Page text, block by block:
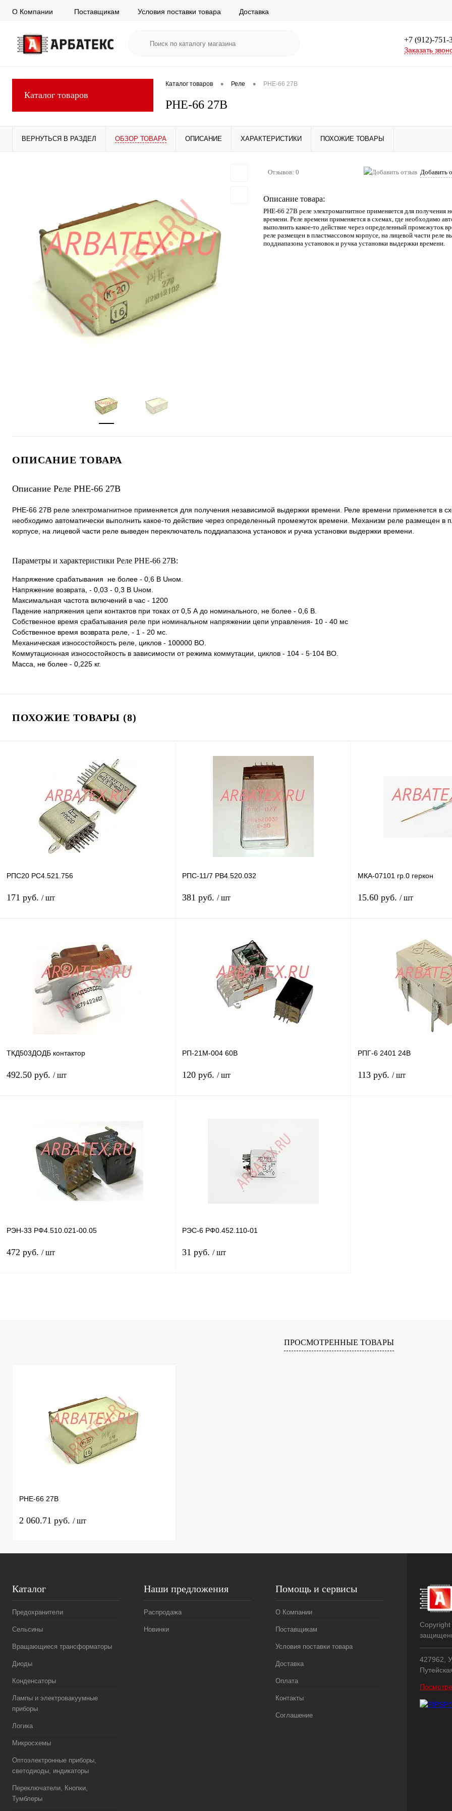
О Компании Поставщикам Условия поставки товара Доставка
+7 (912)-751-
Заказать
Каталог товаров
Каталог товаров • Реле • РНЕ-66 27В
РНЕ-66 27В
ВЕРНУТЬСЯ В РАЗДЕЛ ОБЗОР ТОВАРА ОПИСАНИЕ ХАРАКТЕРИСТИКИ ПОХОЖИЕ ТОВАРЫ
Отзывов: 0 Добавить
Описание товара:
РНЕ-66 27В реле электромагнитное применяется для получения
времени. Реле времени применяется в схемах, где необходимо
выполнить какое-то действие через определенный промежуток
реле размещен в пластмассовом корпусе, на лицевой части реле
поддиапазона установок и ручка установки выдержки времени.
ОПИСАНИЕ ТОВАРА
Описание Реле РНЕ-66 27В
РНЕ-66 27В реле электромагнитное применяется для получения независимой выдержки времени. Реле времени применяется в
необходимо автоматически выполнить какое-то действие через определенный промежуток времени. Механизм реле размещен в
корпусе, на лицевой части реле выведен переключатель поддиапазона установок и ручка установки выдержки времени.
Параметры и характеристики Реле РНЕ-66 27В:
Напряжение срабатывания не более - 0,6 В Uном.
Напряжение возврата, - 0,03 - 0,3 В Uном.
Максимальная частота включений в час - 1200
Падение напряжения цепи контактов при токах от 0,5 А до номинального, не более - 0,6 В.
Собственное время срабатывания реле при номинальном напряжении цепи управления- 10 - 40 мс
Собственное время возврата реле, - 1 - 20 мс.
Механическая износостойкость реле, циклов - 100000 ВО.
Коммутационная износостойкость в зависимости от режима коммутации, циклов - 104 - 5·104 ВО.
Масса, не более - 0,225 кг.
ПОХОЖИЕ ТОВАРЫ (8)
РПС20 РС4.521.756
171 руб. / шт
Купить в 1 клик Сравнение
В избранное
наличии
РПС-11/7 РВ4.520.032
381 руб. / шт
Купить в 1 клик Сравнение
В избранное
наличии
МКА-07101 гр.0 геркон
15.60 руб. / шт
Купить в 1 клик
В избранное
ТКД503ДОДБ контактор
492.50 руб. / шт
Купить в 1 клик Сравнение
В избранное
наличии
РП-21М-004 60В
120 руб. / шт
Сравнение
наличии
РПГ-6 2401 24В
113 руб. / шт
РЭН-33 РФ4.510.021-00.05
472 руб. / шт
Купить в 1 клик Сравнение
РЭС-6 РФ0.452.110-01
31 руб. / шт
Купить в 1 клик Сравнение
ПРОСМОТРЕННЫЕ ТОВАРЫ
РНЕ-66 27В
2 060.71 руб. / шт
Каталог
Предохранители
Сельсины
Вращающиеся трансформаторы
Диоды
Конденсаторы
Лампы и электровакуумные
приборы
Логика
Микросхемы
Оптоэлектронные приборы,
светодиоды, индикаторы
Переключатели, Кнопки,
Тумблеры
Наши предложения
Распродажа
Новинки
Помощь и сервисы
О Компании
Поставщикам
Условия поставки товара
Доставка
Оплата
Контакты
Соглашение
427962,